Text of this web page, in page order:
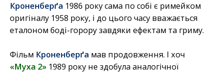
Кроненберґа 1986 року сама по собі є римейком
оригіналу 1958 року, і до цього часу вважається
еталоном боді-горору завдяки ефектам та гриму.
Фільм Кроненберґа мав продовження. І хоч
«Муха 2» 1989 року не здобула аналогічної